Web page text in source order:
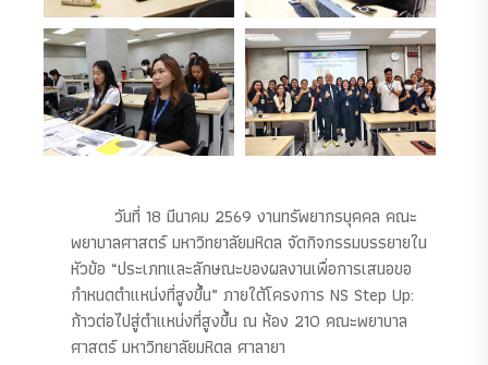
วันที่ 18 มีนาคม 2569 งานทรัพยากรบุคคล คณะ
พยาบาลศาสตร์ มหาวิทยาลัยมหิดล จัดกิจกรรมบรรยายใน
หัวข้อ “ประเภทและลักษณะของผลงานเพื่อการเสนอขอ
กำหนดตำแหน่งที่สูงขึ้น” ภายใต้โครงการ NS Step Up:
ก้าวต่อไปสู่ตำแหน่งที่สูงขึ้น ณ ห้อง 210 คณะพยาบาล
ศาสตร์ มหาวิทยาลัยมหิดล ศาลายา